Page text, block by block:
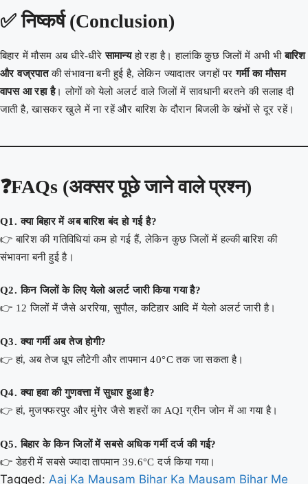
✅निष्कर्ष (Conclusion)
बिहार में मौसम अब धीरे-धीरेसामान्यहो रहा है। हालांकि कुछ जिलों में अभी भीबारिश
और वज्रपातकी संभावना बनी हुई है, लेकिन ज्यादातर जगहों परगर्मी का मौसम
वापस आ रहा है। लोगों को येलो अलर्ट वाले जिलों में सावधानी बरतने की सलाह दी
जाती है, खासकर खुले में ना रहें और बारिश के दौरान बिजली के खंभों से दूर रहें।
❓FAQs (अक्सर पूछे जाने वाले प्रश्न)
Q1. क्या बिहार में अब बारिश बंद हो गई है?
👉 बारिश की गतिविधियां कम हो गई हैं, लेकिन कुछ जिलों में हल्की बारिश की
संभावना बनी हुई है।
Q2. किन जिलों के लिए येलो अलर्ट जारी किया गया है?
👉 12 जिलों में जैसे अररिया, सुपौल, कटिहार आदि में येलो अलर्ट जारी है।
Q3. क्या गर्मी अब तेज होगी?
👉 हां, अब तेज धूप लौटेगी और तापमान 40°C तक जा सकता है।
Q4. क्या हवा की गुणवत्ता में सुधार हुआ है?
👉 हां, मुजफ्फरपुर और मुंगेर जैसे शहरों का AQI ग्रीन जोन में आ गया है।
Q5. बिहार के किन जिलों में सबसे अधिक गर्मी दर्ज की गई?
👉 डेहरी में सबसे ज्यादा तापमान 39.6°C दर्ज किया गया।
Tagged: Aaj Ka Mausam Bihar Ka Mausam Bihar Me